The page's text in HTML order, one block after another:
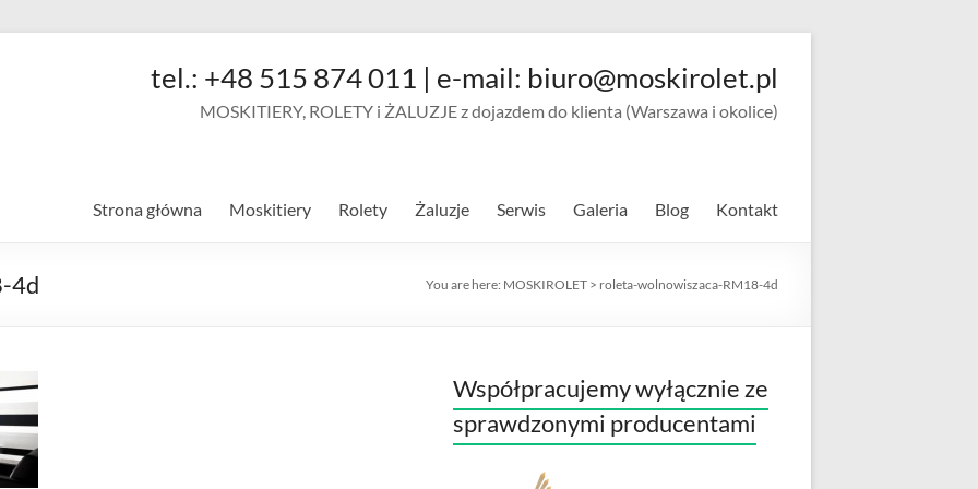
tel.: +48 515 874 011 | e-mail: biuro@moskirolet.pl
MOSKITIERY, ROLETY i ŻALUZJE z dojazdem do klienta (Warszawa i okolice)
Strona główna Moskitiery Rolety Żaluzje Serwis Galeria Blog Kontakt
4d You are here: MOSKIROLET > roleta-wolnowiszaca-RM18-4d
Współpracujemy wyłącznie ze
sprawdzonymi producentami